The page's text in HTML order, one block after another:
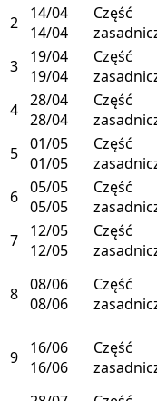
2
14/04
14/04
Część
3
19/04
19/04
Część
4 28/04
28/04
Część
5 01/05
01/05
Część
6 05/05
05/05
Część
7
12/05
12/05
Część
8 08/06
08/06
Część
9
16/06
16/06
Część